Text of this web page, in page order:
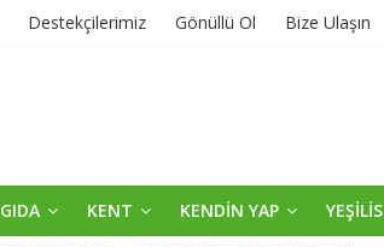
Destekçilerimiz Gönüllü Ol Bize Ulaşın
GIDA KENT KENDİN YAP